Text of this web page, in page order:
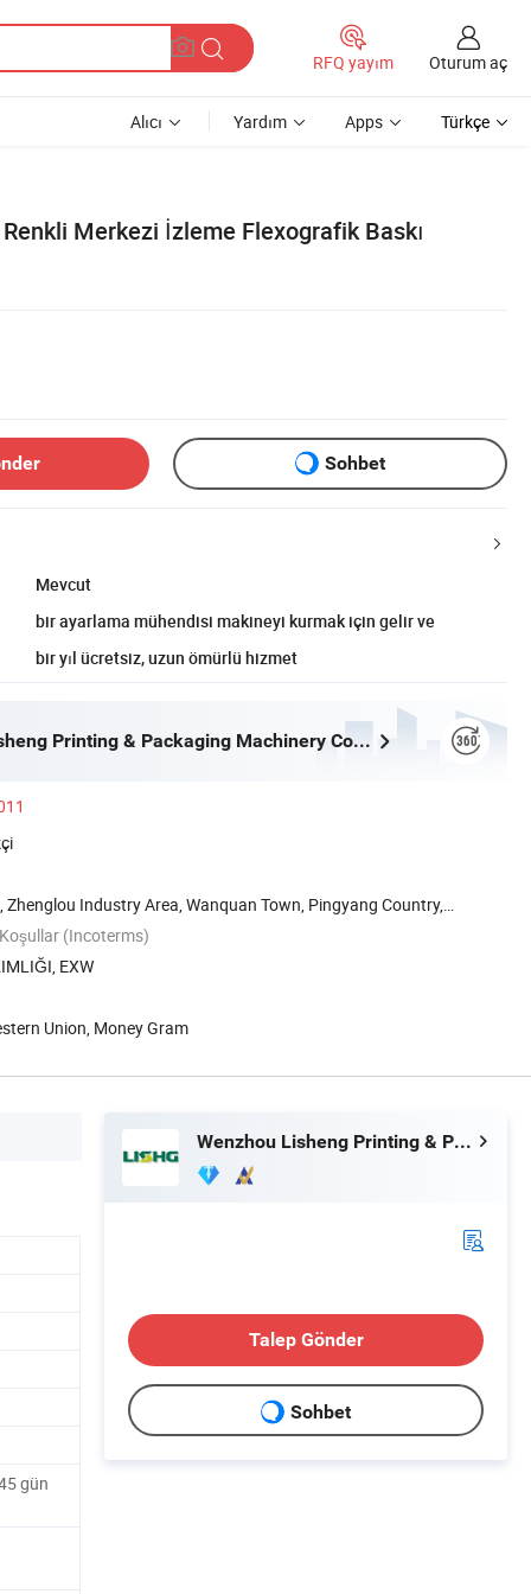
RFQ yayım Oturum aç
Alıcı Yardım Apps Türkçe
Merkezi İzleme Flexografik Baskı
Sohbet
Mevcut
bir ayarlama mühendisi makineyi kurmak için gelir ve
bir yıl ücretsiz, uzun ömürlü hizmet
Wenzhou Lisheng Printing & Packaging Machinery Co., Ltd.
Zhenglou Industry Area, Wanquan Town, Pingyang Country,
(Incoterms)
EXW
Union, Money Gram
gün
Wenzhou Lisheng Printing & Packaging Machinery Co., Ltd.
Talep Gönder
Sohbet